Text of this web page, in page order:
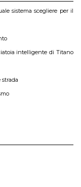
sistema scegliere per il
intelligente di Titano
strada